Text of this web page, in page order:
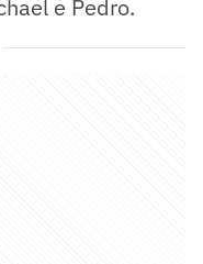
e Pedro.